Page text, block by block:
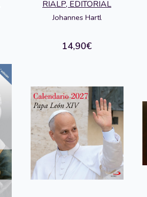
RIALP, EDITORIAL
Johannes Hartl
14,90€